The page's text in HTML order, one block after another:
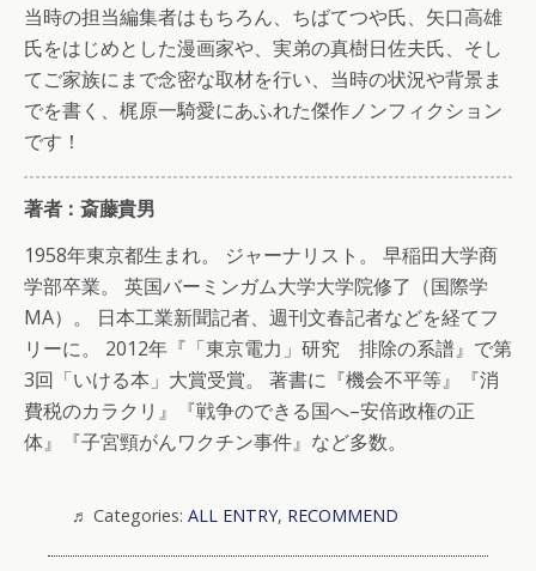
当時の担当編集者はもちろん、ちばてつや氏、矢口高雄
氏をはじめとした漫画家や、実弟の真樹日佐夫氏、そし
てご家族にまで念密な取材を行い、当時の状況や背景ま
でを書く、梶原一騎愛にあふれた傑作ノンフィクション
です！
著者：斎藤貴男
1958年東京都生まれ。 ジャーナリスト。 早稲田大学商
学部卒業。 英国バーミンガム大学大学院修了（国際学
MA）。 日本工業新聞記者、週刊文春記者などを経てフ
リーに。 2012年『「東京電力」研究 排除の系譜』で第
3回「いける本」大賞受賞。 著書に『機会不平等』『消
費税のカラクリ』『戦争のできる国へ–安倍政権の正
体』『子宮頸がんワクチン事件』など多数。
Categories: ALL ENTRY, RECOMMEND